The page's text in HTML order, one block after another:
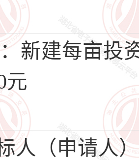
新建每亩投
元
人（申请人